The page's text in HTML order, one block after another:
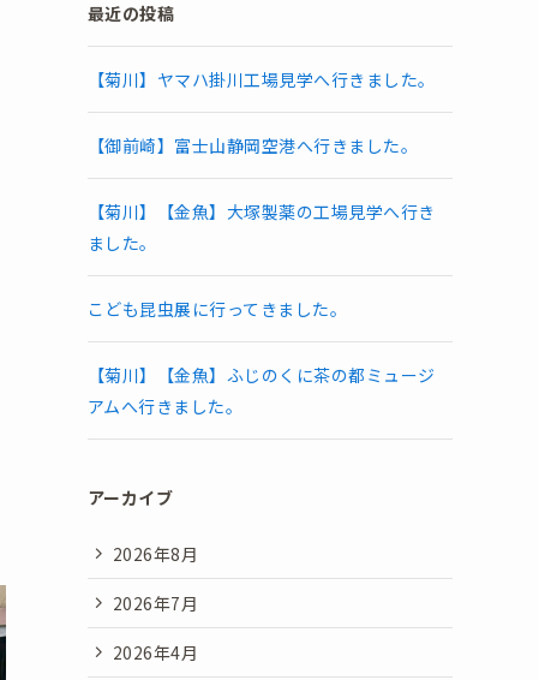
最近の投稿
【菊川】ヤマハ掛川工場見学へ行きました。
【御前崎】富士山静岡空港へ行きました。
【菊川】【金魚】大塚製薬の工場見学へ行き
ました。
こども昆虫展に行ってきました。
【菊川】【金魚】ふじのくに茶の都ミュージ
アムへ行きました。
アーカイブ
2026年8月
2026年7月
2026年4月